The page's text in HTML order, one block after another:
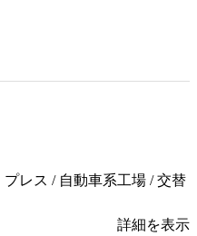
レス / 自動車系工場 / 交替
詳細を表示